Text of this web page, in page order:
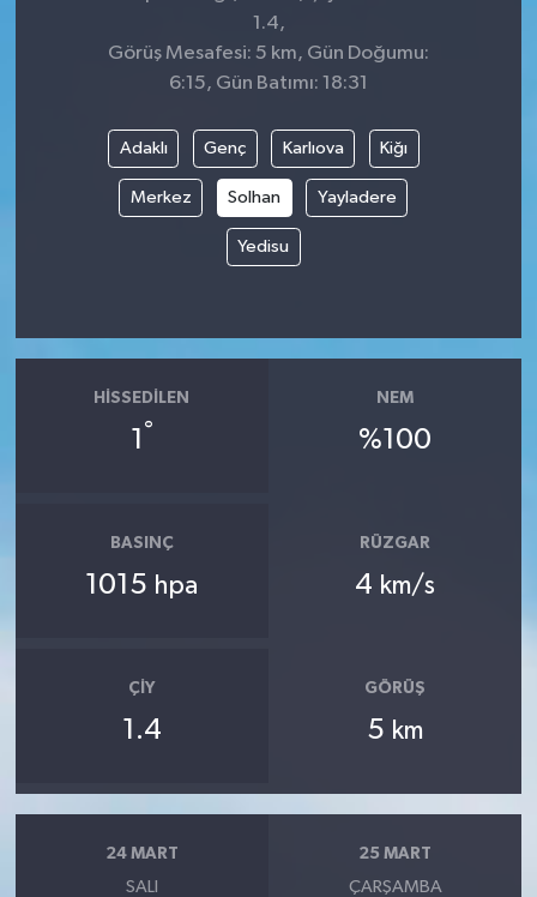
1.4,
Görüş Mesafesi: 5 km, Gün Doğumu:
6:15, Gün Batımı: 18:31
Adaklı Genç Karlıova Kiğı
Merkez Solhan Yayladere
Yedisu
HISSEDILEN
1 °
NEM
%100
BASINÇ
1015 hpa
RÜZGAR
4 km/s
ÇIY
1.4
GÖRÜŞ
5 km
24 MART
SALI
25 MART
ÇARŞAMBA